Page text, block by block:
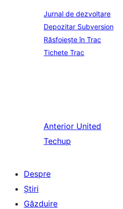
Jurnal de dezvoltare
Depozitar Subversion
Răsfoiește în Trac
Tichete Trac
Anterior United
Techup
Despre
Știri
Găzduire